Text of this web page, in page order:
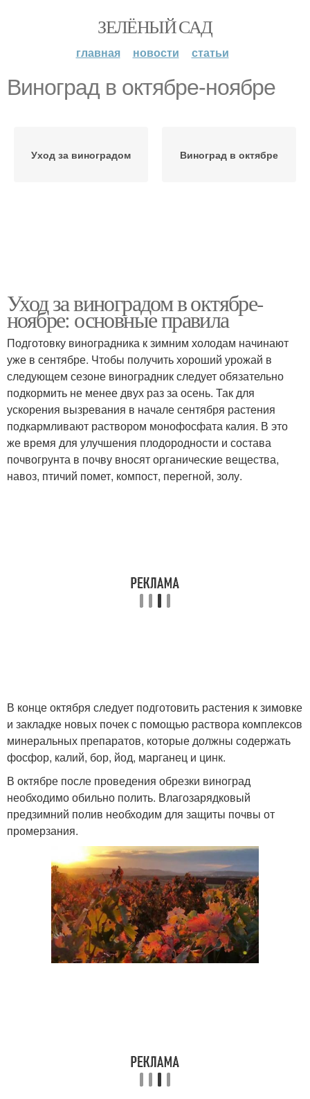
ЗЕЛЁНЫЙ САД
главная новости статьи
Виноград в октябре-ноябре
Уход за виноградом Виноград в октябре
Уход за виноградом в октябре-
ноябре: основные правила
Подготовку виноградника к зимним холодам начинают
уже в сентябре. Чтобы получить хороший урожай в
следующем сезоне виноградник следует обязательно
подкормить не менее двух раз за осень. Так для
ускорения вызревания в начале сентября растения
подкармливают раствором монофосфата калия. В это
же время для улучшения плодородности и состава
почвогрунта в почву вносят органические вещества,
навоз, птичий помет, компост, перегной, золу.
В конце октября следует подготовить растения к зимовке
и закладке новых почек с помощью раствора комплексов
минеральных препаратов, которые должны содержать
фосфор, калий, бор, йод, марганец и цинк.
В октябре после проведения обрезки виноград
необходимо обильно полить. Влагозарядковый
предзимний полив необходим для защиты почвы от
промерзания.